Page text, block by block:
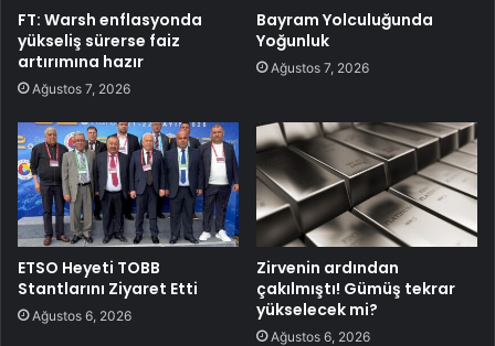
FT: Warsh enflasyonda
yükseliş sürerse faiz
artırımına hazır
Ağustos 7, 2026
Bayram Yolculuğunda
Yoğunluk
Ağustos 7, 2026
ETSO Heyeti TOBB
Stantlarını Ziyaret Etti
Ağustos 6, 2026
Zirvenin ardından
çakılmıştı! Gümüş tekrar
yükselecek mi?
Ağustos 6, 2026